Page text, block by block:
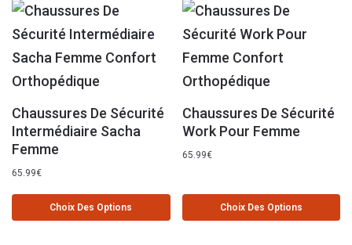
Chaussures De Sécurité
Intermédiaire Sacha
Femme
65.99€
Choix Des Options
Chaussures De Sécurité
Work Pour Femme
65.99€
Choix Des Options